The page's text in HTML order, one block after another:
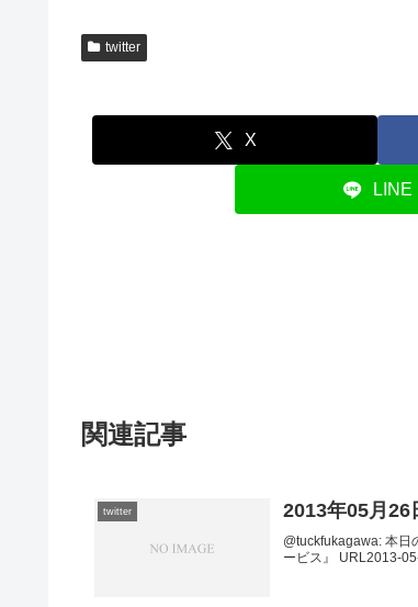
twitter
X
LINE
関連記事
twitter 2013年05月26
@tuckfukagawa: 本
ービス』 URL2013-